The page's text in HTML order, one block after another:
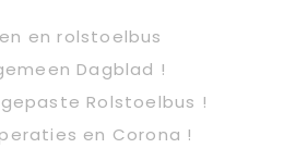
en rolstoelbus
Dagblad !
Rolstoelbus !
en Corona !